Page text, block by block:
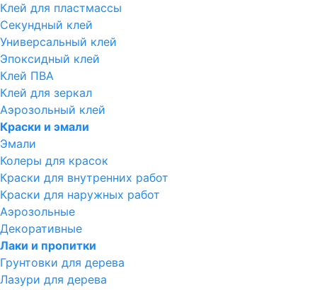
Клей для пластмассы
Секундный клей
Универсальный клей
Эпоксидный клей
Клей ПВА
Клей для зеркал
Аэрозольный клей
Краски и эмали
Эмали
Колеры для красок
Краски для внутренних работ
Краски для наружных работ
Аэрозольные
Декоративные
Лаки и пропитки
Грунтовки для дерева
Лазури для дерева